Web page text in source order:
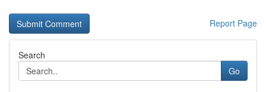
Report Page
Search
Go